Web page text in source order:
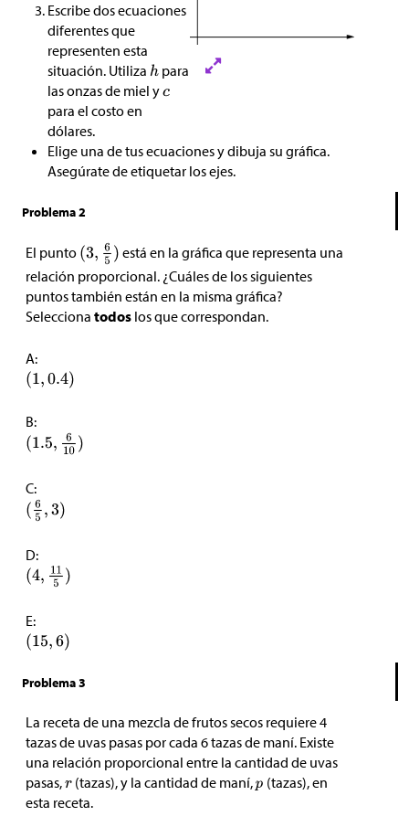
Escribe dos ecuaciones
diferentes que
representen esta
situación. Utiliza
para
las onzas de miel y
para el costo en
dólares.
Elige una de tus ecuaciones y dibuja su gráfica.
Asegúrate de etiquetar los ejes.
Problema 2
El punto
está en la gráfica que representa una
relación proporcional. ¿Cuáles de los siguientes
puntos también están en la misma gráfica?
Selecciona todos los que correspondan.
A:
B:
C:
D:
E:
Problema 3
La receta de una mezcla de frutos secos requiere 4
tazas de uvas pasas por cada 6 tazas de maní. Existe
una relación proporcional entre la cantidad de uvas
pasas,
(tazas), y la cantidad de maní,
(tazas), en
esta receta.